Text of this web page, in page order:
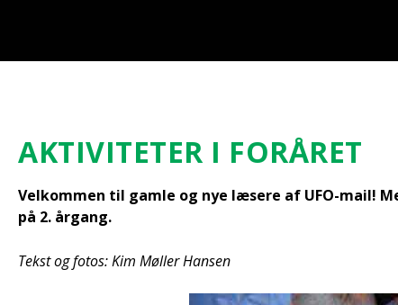
AKTI­VI­TE­TER I FOR­Å­RET
Vel­kom­men til gam­le og nye læse­re af UFO-mail!
på 2. årgang.
Tekst og fotos: Kim Møl­ler Han­sen